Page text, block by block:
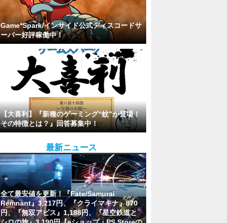
Game*Spark/インサイド公式ディスコードサ
ーバー好評稼働中！
【大喜利】『新種のゲーミング“蚊”が登場！
その特徴とは？』回答募集中！
最新ニュース
全て最安値を更新！『Fate/Samurai
Remnant』3,217円、『クライマキナ』870
円、『無双アビス』1,188円、『星空鉄道と